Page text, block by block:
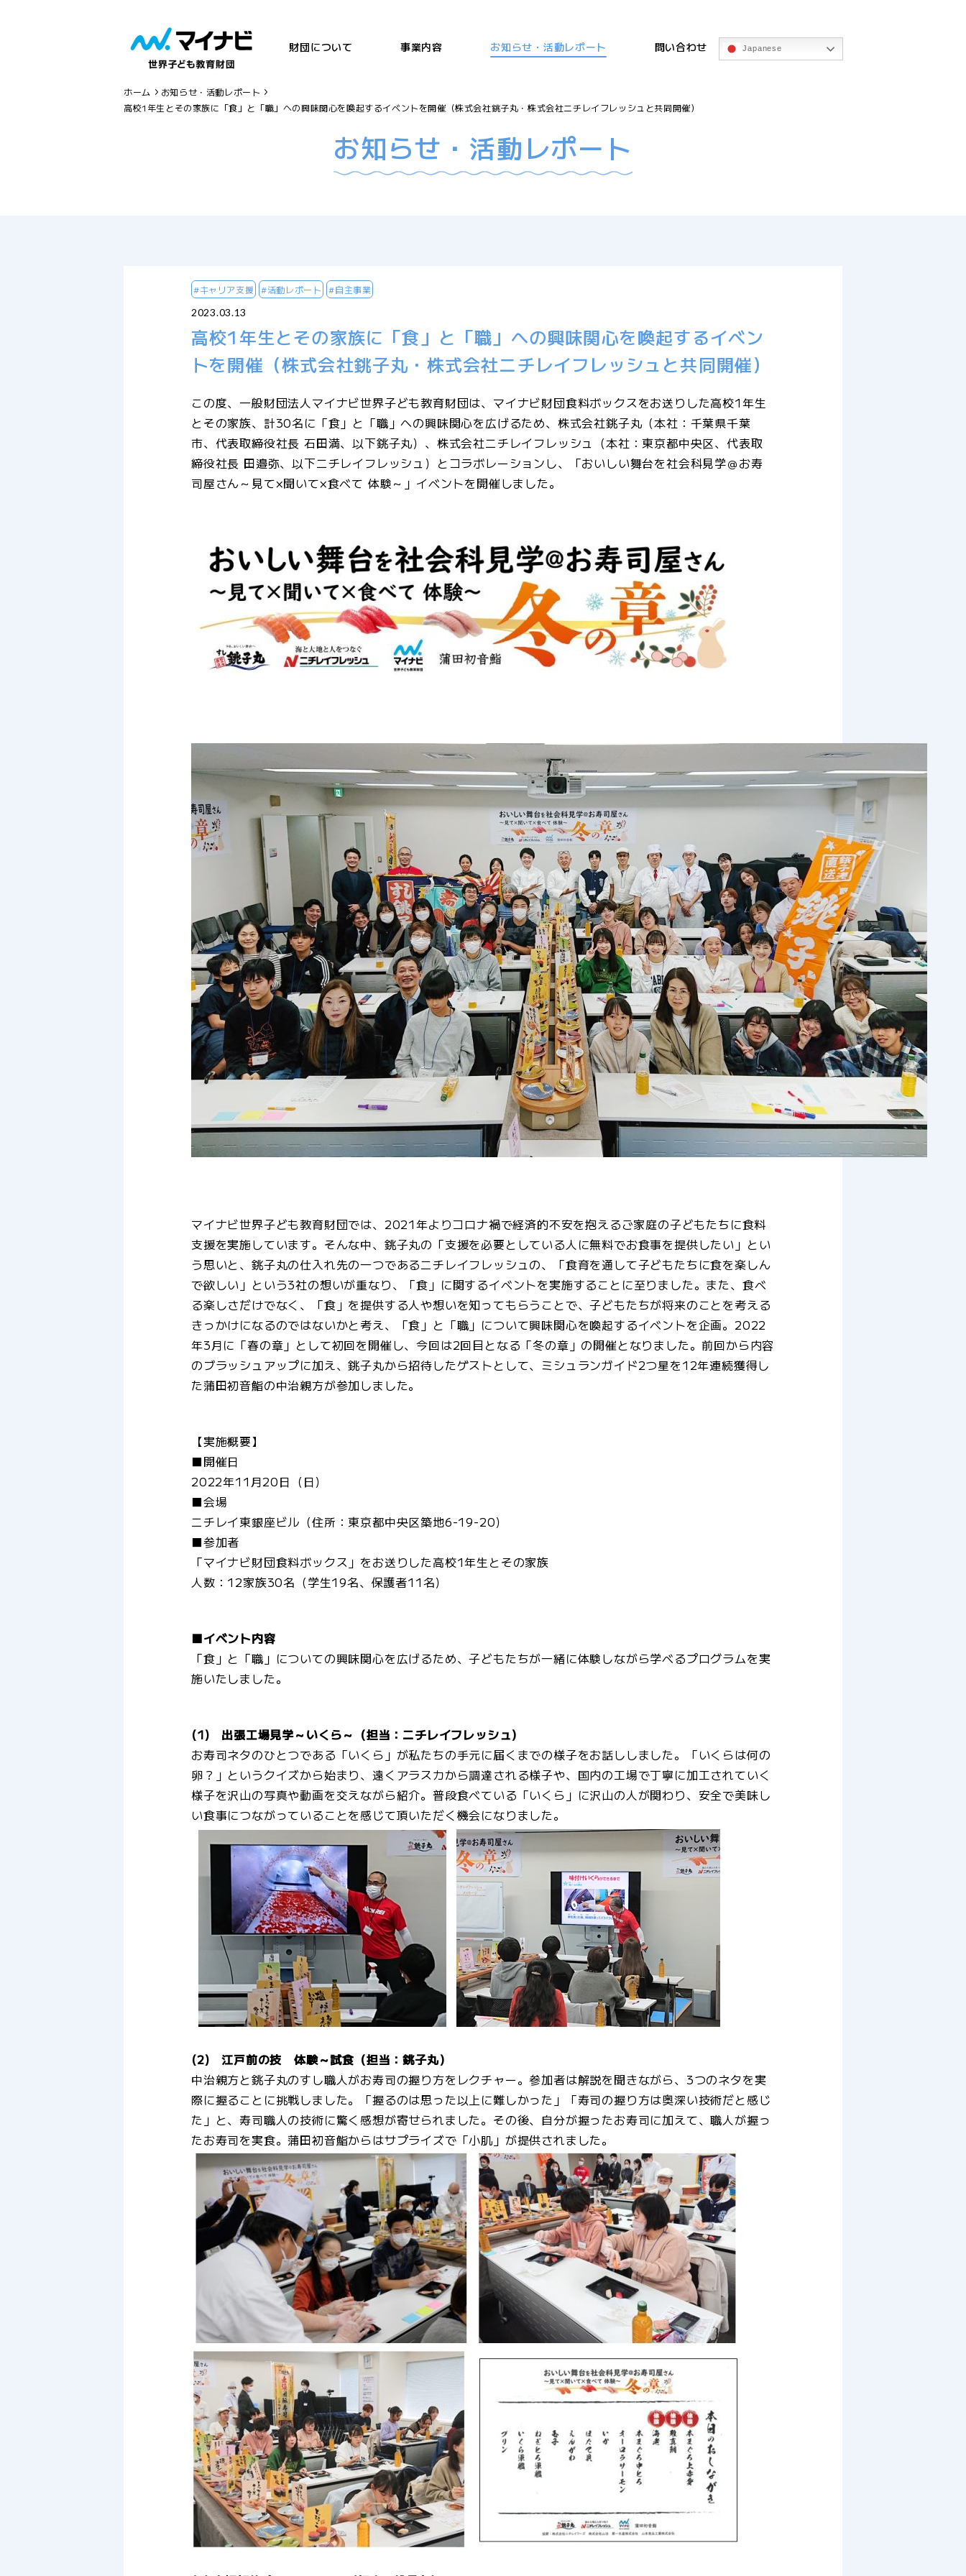
財団について 事業内容 お知らせ・活動レポート 問い合わせ Japanese
ホーム
お知らせ・活動レポート
高校1年生とその家族に「食」と「職」への興味関心を喚起するイベントを開催（株式会社銚子丸・株式会社ニチレイフレッシュと共同開催）
お知らせ・活動レポート
#キャリア支援 #活動レポート
#自主事業
2023.03.13
高校1年生とその家族に「食」と「職」への興味関心を喚起するイベン
トを開催（株式会社銚子丸・株式会社ニチレイフレッシュと共同開催）
この度、一般財団法人マイナビ世界子ども教育財団は、マイナビ財団食料ボックスをお送りした高校1年生
とその家族、計30名に「食」と「職」への興味関心を広げるため、株式会社銚子丸（本社：千葉県千葉
市、代表取締役社長 石田満、以下銚子丸）、株式会社ニチレイフレッシュ（本社：東京都中央区、代表取
締役社長 田邉弥、以下ニチレイフレッシュ）とコラボレーションし、「おいしい舞台を社会科見学＠お寿
司屋さん～見て×聞いて×食べて 体験～」イベントを開催しました。
マイナビ世界子ども教育財団では、2021年よりコロナ禍で経済的不安を抱えるご家庭の子どもたちに食料
支援を実施しています。そんな中、銚子丸の「支援を必要としている人に無料でお食事を提供したい」とい
う思いと、銚子丸の仕入れ先の一つであるニチレイフレッシュの、「食育を通して子どもたちに食を楽しん
で欲しい」という3社の想いが重なり、「食」に関するイベントを実施することに至りました。また、食べ
る楽しさだけでなく、「食」を提供する人や想いを知ってもらうことで、子どもたちが将来のことを考える
きっかけになるのではないかと考え、「食」と「職」について興味関心を喚起するイベントを企画。2022
年3月に「春の章」として初回を開催し、今回は2回目となる「冬の章」の開催となりました。前回から内容
のブラッシュアップに加え、銚子丸から招待したゲストとして、ミシュランガイド2つ星を12年連続獲得し
た蒲田初音鮨の中治親方が参加しました。
【実施概要】
■開催日
2022年11月20日（日）
■会場
ニチレイ東銀座ビル（住所：東京都中央区築地6-19-20）
■参加者
「マイナビ財団食料ボックス」をお送りした高校1年生とその家族
人数：12家族30名（学生19名、保護者11名）
■イベント内容
「食」と「職」についての興味関心を広げるため、子どもたちが一緒に体験しながら学べるプログラムを実
施いたしました。
(1) 出張工場見学～いくら～（担当：ニチレイフレッシュ）
お寿司ネタのひとつである「いくら」が私たちの手元に届くまでの様子をお話ししました。「いくらは何の
卵？」というクイズから始まり、遠くアラスカから調達される様子や、国内の工場で丁寧に加工されていく
様子を沢山の写真や動画を交えながら紹介。普段食べている「いくら」に沢山の人が関わり、安全で美味し
い食事につながっていることを感じて頂いただく機会になりました。
(2) 江戸前の技 体験～試食（担当：銚子丸）
中治親方と銚子丸のすし職人がお寿司の握り方をレクチャー。参加者は解説を聞きながら、3つのネタを実
際に握ることに挑戦しました。「握るのは思った以上に難しかった」「寿司の握り方は奥深い技術だと感じ
た」と、寿司職人の技術に驚く感想が寄せられました。その後、自分が握ったお寿司に加えて、職人が握っ
たお寿司を実食。蒲田初音鮨からはサプライズで「小肌」が提供されました。